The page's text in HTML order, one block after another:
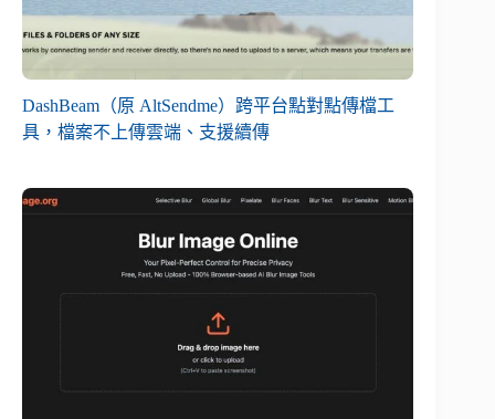
DashBeam（原 AltSendme）跨平台點對點傳檔工
具，檔案不上傳雲端、支援續傳